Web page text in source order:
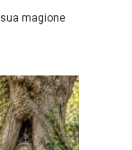
magione